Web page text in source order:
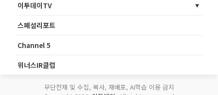
이투데이TV
스페셜리포트
Channel 5
위너스IR클럽
무단전재 및 수집, 복사, 재배포, AI학습 이용 금지